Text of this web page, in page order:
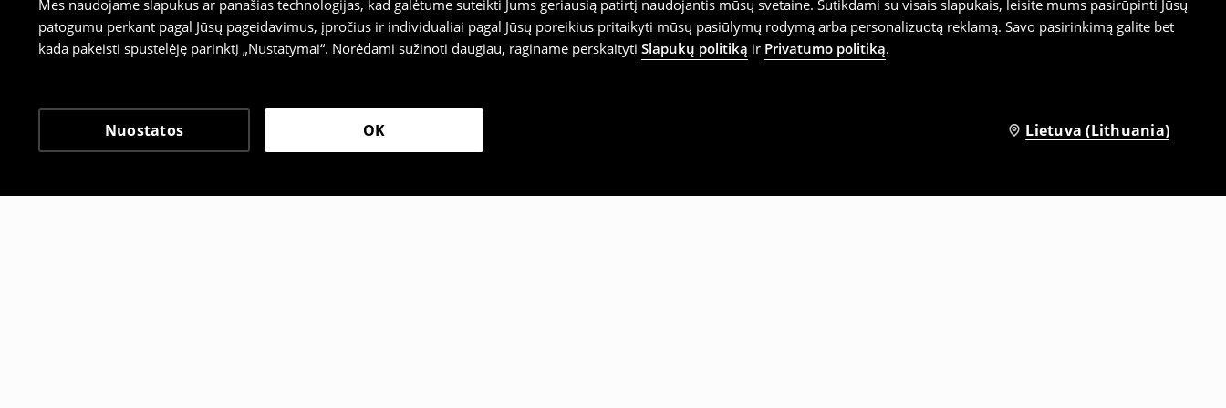
Mes naudojame slapukus ar panašias technologijas, kad galėtume suteikti Jums geriausią patirtį naudojantis mūsų svetaine. Sutikdami su visais slapukais, leisite mums pasirūpinti Jūsų
patogumu perkant pagal Jūsų pageidavimus, įpročius ir individualiai pagal Jūsų poreikius pritaikyti mūsų pasiūlymų rodymą arba personalizuotą reklamą. Savo pasirinkimą galite bet
kada pakeisti spustelėję parinktį „Nustatymai“. Norėdami sužinoti daugiau, raginame perskaityti Slapukų politiką ir Privatumo politiką.
Nuostatos OK Lietuva (Lithuania)